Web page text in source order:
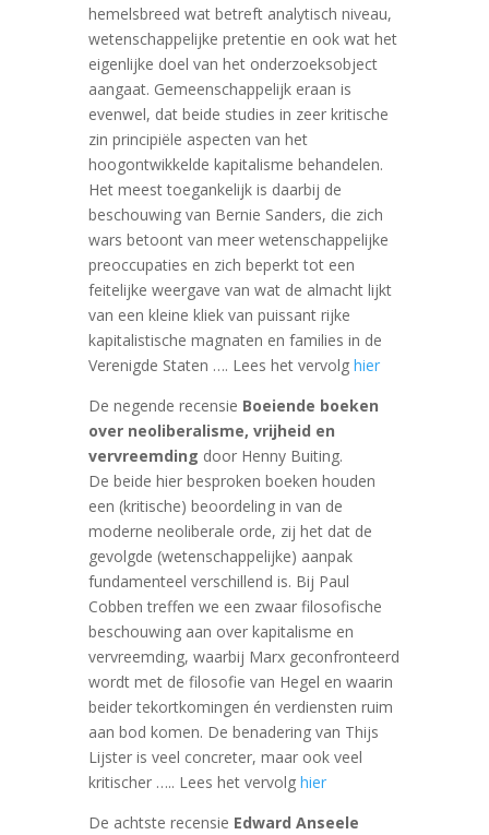
hemelsbreed wat betreft analytisch niveau,
wetenschappelijke pretentie en ook wat het
eigenlijke doel van het onderzoeksobject
aangaat. Gemeenschappelijk eraan is
evenwel, dat beide studies in zeer kritische
zin principiële aspecten van het
hoogontwikkelde kapitalisme behandelen.
Het meest toegankelijk is daarbij de
beschouwing van Bernie Sanders, die zich
wars betoont van meer wetenschappelijke
preoccupaties en zich beperkt tot een
feitelijke weergave van wat de almacht lijkt
van een kleine kliek van puissant rijke
kapitalistische magnaten en families in de
Verenigde Staten …. Lees het vervolg hier
De negende recensie Boeiende boeken
over neoliberalisme, vrijheid en
vervreemding door Henny Buiting.
De beide hier besproken boeken houden
een (kritische) beoordeling in van de
moderne neoliberale orde, zij het dat de
gevolgde (wetenschappelijke) aanpak
fundamenteel verschillend is. Bij Paul
Cobben treffen we een zwaar filosofische
beschouwing aan over kapitalisme en
vervreemding, waarbij Marx geconfronteerd
wordt met de filosofie van Hegel en waarin
beider tekortkomingen ‎‎én verdiensten ruim
aan bod komen. De benadering van Thijs
Lijster is veel concreter, maar ook veel
kritischer ….. Lees het vervolg hier
De achtste recensie Edward Anseele